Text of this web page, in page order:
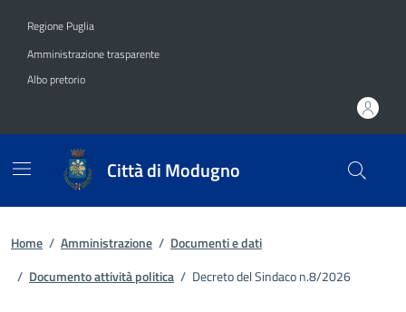
Regione Puglia
Amministrazione trasparente
Albo pretorio
Città di Modugno
Home / Amministrazione / Documenti e dati
/ Documento attività politica / Decreto del Sindaco n.8/2026